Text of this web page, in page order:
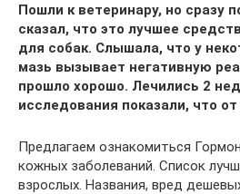
Пошли к ветеринару, но сразу
сказал, что это лучшее
для собак. Слышала, что у
мазь вызывает негативную
прошло хорошо. Лечились 2
исследования показали, что
Предлагаем ознакомиться
кожных заболеваний. Список
взрослых. Названия, вред